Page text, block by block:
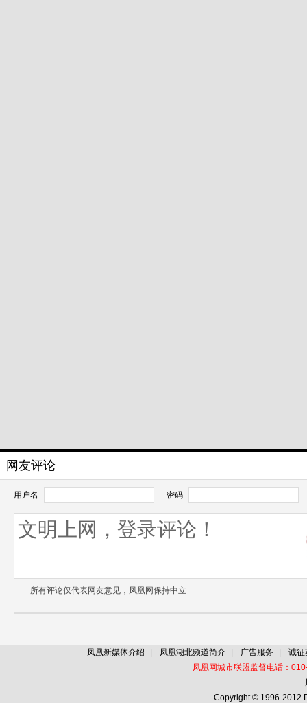
网友评论
用户名 密码
所有评论仅代表网友意见，凤凰网保持中立
凤凰新媒体介绍 凤凰湖北频道简介 广告服务
诚征
凤凰网城市联盟监督电话：
Copyright © 1996-2012